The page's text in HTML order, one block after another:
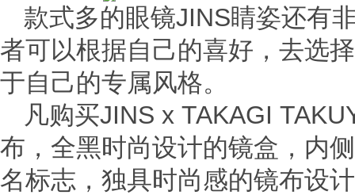
款式多的眼镜JINS睛姿还有
者可以根据自己的喜好，去选
于自己的专属风格。
凡购买JINS x TAKAGI
布，全黑时尚设计的镜盒，内
名标志，独具时尚感的镜布设